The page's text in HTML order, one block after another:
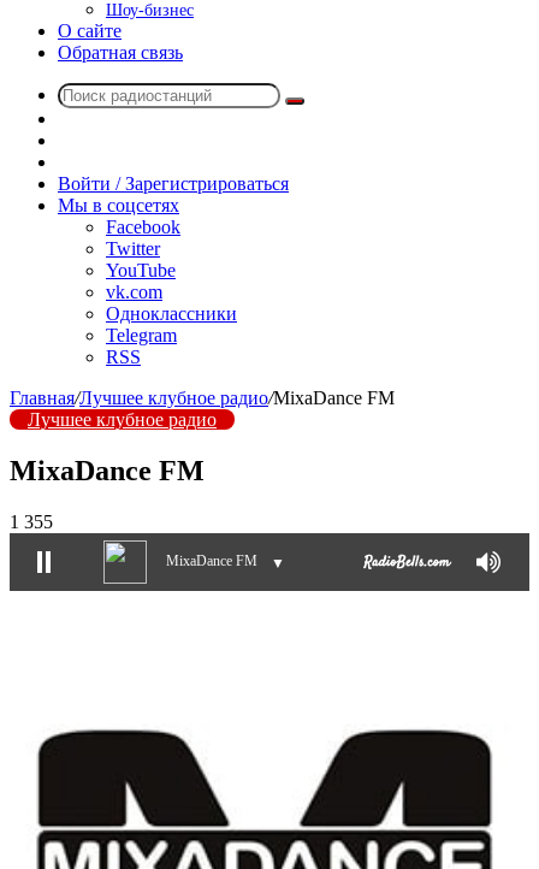
Шоу-бизнес
О сайте
Обратная связь
Поиск
радио
Войти / Зарегистрироваться
Мы в соцсетях
Facebook
Twitter
YouTube
vk.com
Одноклассники
Telegram
RSS
Главная/Лучшее клубное радио/MixaDance FM
Лучшее клубное радио
MixaDance FM
1 355
MixaDance FM ▼